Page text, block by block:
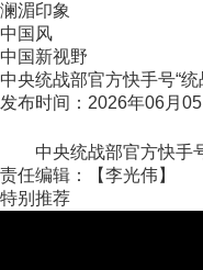
澜湄印象
中国风
中国新视野
中央统战部官方快手号“
发布时间：2026年06月
中央统战部官方快手号
责任编辑：【李光伟】
特别推荐